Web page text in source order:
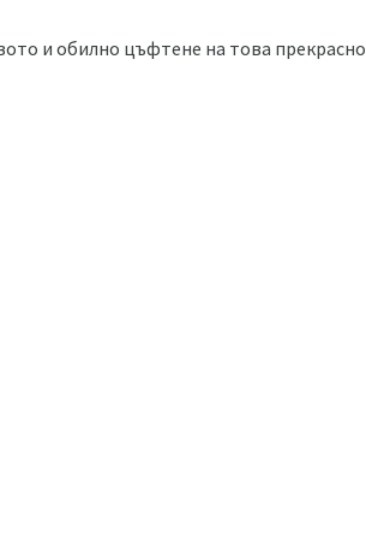
и обилно цъфтене на това прекрасно